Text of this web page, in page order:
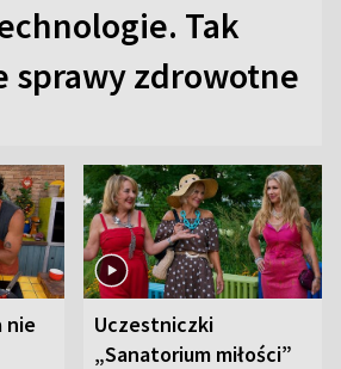
Tak
sprawy zdrowotne
nie
Uczestniczki
„Sanatorium miłości”